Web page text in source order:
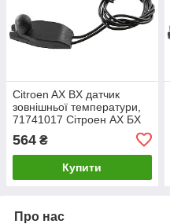
Citroen AX BX датчик
зовнішньої температури,
71741017 Сітроен АХ БХ
564 ₴
Купити
Про нас